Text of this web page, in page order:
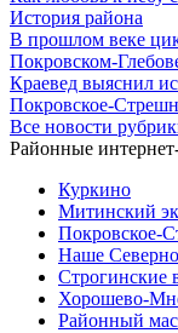
История района
В прошлом веке
Покровском-
Краевед выяснил
Покровское-
Все новости
Районные
Куркино
Митинский
Покровское-
Наше
Строгинские
Хорошево-
Районный